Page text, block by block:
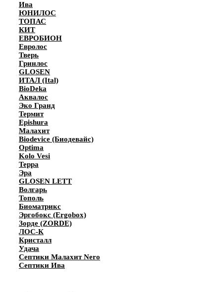
Ива
ЮНИЛОС
ТОПАС
КИТ
ЕВРОБИОН
Евролос
Тверь
Гринлос
GLOSEN
ИТАЛ (Ital)
BioDeka
Аквалос
Эко Гранд
Термит
Epishura
Малахит
Biodevice (Биодевайс)
Optima
Kolo Vesi
Терра
Эра
GLOSEN LETT
Волгарь
Тополь
Биоматрикс
Эргобокс (Ergobox)
Зорде (ZORDE)
ЛОС-К
Кристалл
Удача
Септики Малахит Nero
Септики Ива